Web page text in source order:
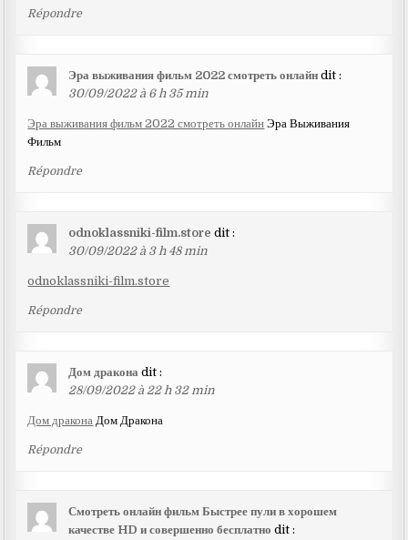
Répondre
Эра выживания фильм 2022 смотреть онлайн dit :
30/09/2022 à 6 h 35 min
Эра выживания фильм 2022 смотреть онлайн Эра Выживания
Фильм
Répondre
odnoklassniki-film.store dit :
30/09/2022 à 3 h 48 min
odnoklassniki-film.store
Répondre
Дом дракона dit :
28/09/2022 à 22 h 32 min
Дом дракона Дом Дракона
Répondre
Смотреть онлайн фильм Быстрее пули в хорошем
качестве HD и совершенно бесплатно dit :